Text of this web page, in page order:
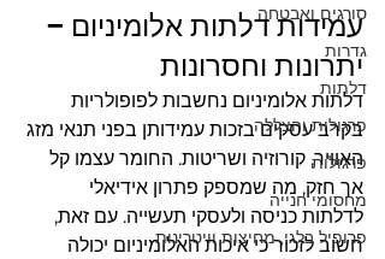
סורגים ואבטחה
גדרות
דלתות
פרגולות והצללה
פרגולות
מחסומי חנייה
פרופיל בלגי, מחיצות וויטרינות
עמידות דלתות אלומיניום –
יתרונות וחסרונות
דלתות אלומיניום נחשבות לפופולריות
בקרב עסקים בזכות עמידותן בפני תנאי מזג
האוויר, קורוזיה ושריטות. החומר עצמו קל
אך חזק, מה שמספק פתרון אידיאלי
לדלתות כניסה ולעסקי תעשייה. עם זאת,
חשוב לזכור כי איכות האלומיניום יכולה